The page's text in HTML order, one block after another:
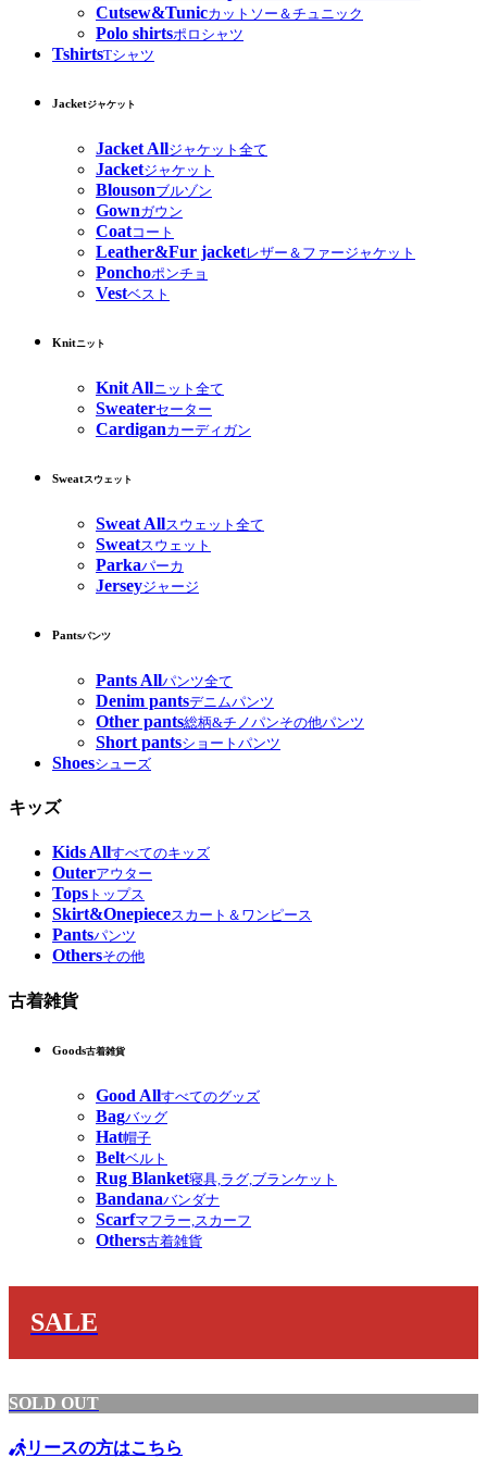
Cutsew&Tunicカットソー＆チュニック
Polo shirtsポロシャツ
TshirtsTシャツ
Jacketジャケット
Jacket Allジャケット全て
Jacketジャケット
Blousonブルゾン
Gownガウン
Coatコート
Leather&Fur jacketレザー＆ファージャケット
Ponchoポンチョ
Vestベスト
Knitニット
Knit Allニット全て
Sweaterセーター
Cardiganカーディガン
Sweatスウェット
Sweat Allスウェット全て
Sweatスウェット
Parkaパーカ
Jerseyジャージ
Pantsパンツ
Pants Allパンツ全て
Denim pantsデニムパンツ
Other pants総柄&チノパンその他パンツ
Short pantsショートパンツ
Shoesシューズ
キッズ
Kids Allすべてのキッズ
Outerアウター
Tops トップス
Skirt&Onepieceスカート＆ワンピース
Pantsパンツ
Othersその他
古着雑貨
Goods古着雑貨
Good Allすべてのグッズ
Bagバッグ
Hat帽子
Beltベルト
Rug Blanket寝具,ラグ,ブランケット
Bandanaバンダナ
Scarfマフラー,スカーフ
Others古着雑貨
SALE
SOLD OUT
リースの方はこちら